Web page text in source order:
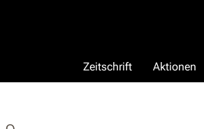
Aktionen
Zeitschrift